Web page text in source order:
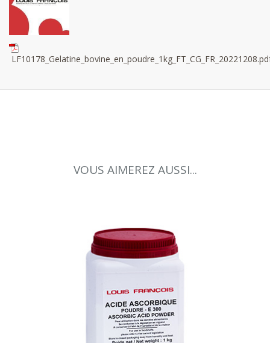
VOUS AIMEREZ AUSSI...